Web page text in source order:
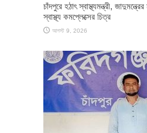
চাঁদপুরে হঠাৎ স্বাস্থ্যমন্ত্রী,
স্বাস্থ্য কমপ্লেক্সের চিত্র
আগস্ট 9, 2026